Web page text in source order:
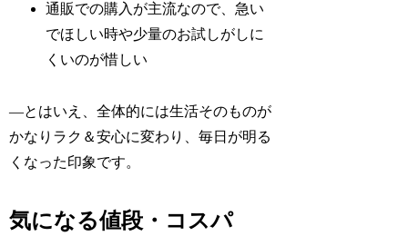
通販での購入が主流なので、急い
でほしい時や少量のお試しがしに
くいのが惜しい
—とはいえ、全体的には生活そのものが
かなりラク＆安心に変わり、毎日が明る
くなった印象です。
気になる値段・コスパ